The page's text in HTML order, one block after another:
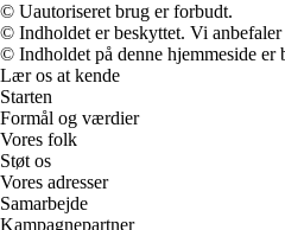
© Uautoriseret brug er forbudt.
© Indholdet er beskyttet. Vi
© Indholdet på denne hjemmeside er
Lær os at kende
Starten
Formål og værdier
Vores folk
Støt os
Vores adresser
Samarbejde
Kampagnepartner